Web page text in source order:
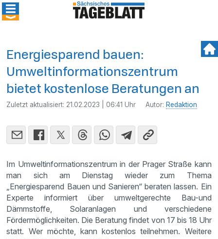
Energiesparend bauen:
Umweltinformationszentrum
bietet kostenlose Beratungen an
Zuletzt aktualisiert: 21.02.2023 | 06:41 Uhr Autor: Redaktion
Im Umweltinformationszentrum in der Prager Straße kann
man sich am Dienstag wieder zum Thema
„Energiesparend Bauen und Sanieren“ beraten lassen. Ein
Experte informiert über umweltgerechte Bau-und
Dämmstoffe, Solaranlagen und verschiedene
Fördermöglichkeiten. Die Beratung findet von 17 bis 18 Uhr
statt. Wer möchte, kann kostenlos teilnehmen. Weitere